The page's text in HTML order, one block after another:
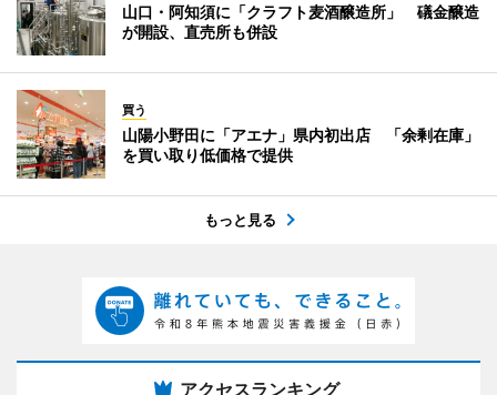
山口・阿知須に「クラフト麦酒醸造所」 礒金醸造
が開設、直売所も併設
買う
山陽小野田に「アエナ」県内初出店 「余剰在庫」
を買い取り低価格で提供
もっと見る
アクセスランキング